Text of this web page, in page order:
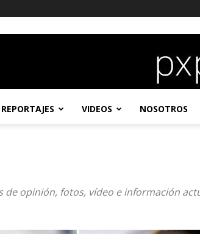
REPORTAJES VIDEOS NOSOTROS
opinión, fotos, vídeo e información